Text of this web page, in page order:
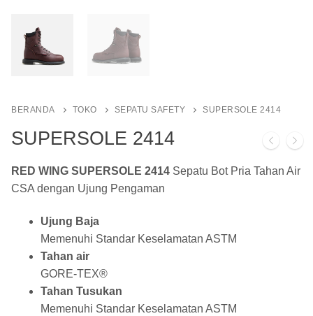
BERANDA TOKO SEPATU SAFETY SUPERSOLE 2414
SUPERSOLE 2414
RED WING SUPERSOLE 2414 Sepatu Bot Pria Tahan Air
CSA dengan Ujung Pengaman
Ujung Baja
Memenuhi Standar Keselamatan ASTM
Tahan air
GORE-TEX®
Tahan Tusukan
Memenuhi Standar Keselamatan ASTM